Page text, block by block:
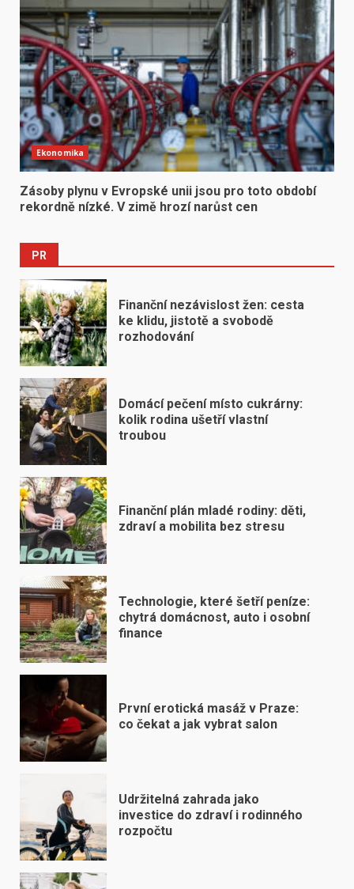
Ekonomika
Zásoby plynu v Evropské unii jsou pro toto období
rekordně nízké. V zimě hrozí narůst cen
PR
Finanční nezávislost žen: cesta
ke klidu, jistotě a svobodě
rozhodování
Domácí pečení místo cukrárny:
kolik rodina ušetří vlastní
troubou
Finanční plán mladé rodiny: děti,
zdraví a mobilita bez stresu
Technologie, které šetří peníze:
chytrá domácnost, auto i osobní
finance
První erotická masáž v Praze:
co čekat a jak vybrat salon
Udržitelná zahrada jako
investice do zdraví i rodinného
rozpočtu